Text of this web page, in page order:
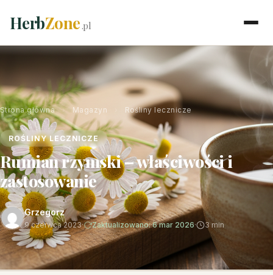
HerbZone.pl
Strona główna › Magazyn Rośliny lecznicze
ROŚLINY LECZNICZE
Rumian rzymski – właściwości i
zastosowanie
Grzegorz
9 czerwca 2023· Zaktualizowano: 6 mar 2026· 3 min